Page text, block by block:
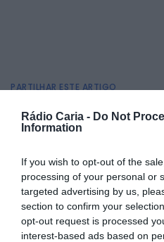
Rádio Caria - Do Not
Information
If you wish to opt-out of the
processing of your personal or
targeted advertising by us,
section to confirm your
opt-out request is processed
interest-based ads based on
As “Seman’Ativas Verão
concelho de Belmonte,
repletas de atividades para
entre 2012 e 2019. A iniciativa
agosto e de 4 a 8 de agosto,
encontro a Escola Secundária
PARTILHAR ESTE ARTIGO
Facebook
Mastodon
Email
Share